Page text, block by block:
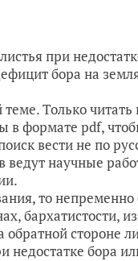
при
бора на
Только читать
в формате pdf,
вести не по
ведут научные
то непременно
бархатистости,
стороне
бора